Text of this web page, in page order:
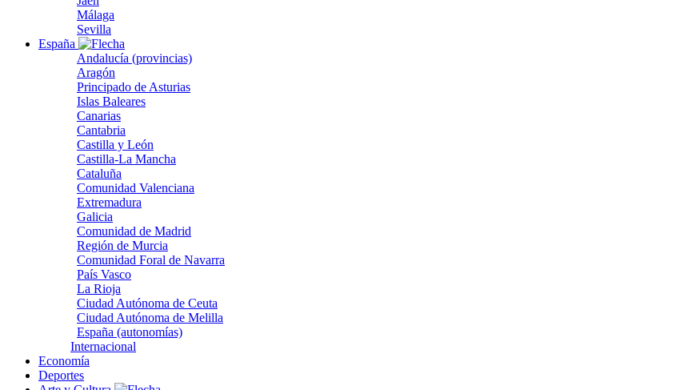
Málaga
Sevilla
España
Andalucía (provincias)
Aragón
Principado de Asturias
Islas Baleares
Canarias
Cantabria
Castilla y León
Castilla-La Mancha
Cataluña
Comunidad Valenciana
Extremadura
Galicia
Comunidad de Madrid
Región de Murcia
Comunidad Foral de Navarra
País Vasco
La Rioja
Ciudad Autónoma de Ceuta
Ciudad Autónoma de Melilla
España (autonomías)
Internacional
Economía
Deportes